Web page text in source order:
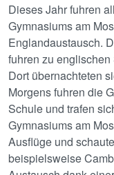
Dieses Jahr fuhren
Gymnasiums am
Englandaustausch.
fuhren zu
Dort übernachteten
Morgens fuhren die
Schule und trafen
Gymnasiums am
Ausflüge und
beispielsweise